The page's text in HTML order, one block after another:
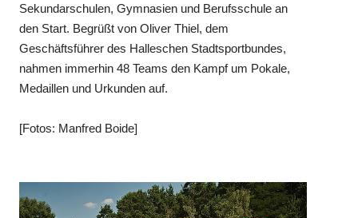
Sekundarschulen, Gymnasien und Berufsschule an
den Start. Begrüßt von Oliver Thiel, dem
Geschäftsführer des Halleschen Stadtsportbundes,
nahmen immerhin 48 Teams den Kampf um Pokale,
Medaillen und Urkunden auf.
[Fotos: Manfred Boide]